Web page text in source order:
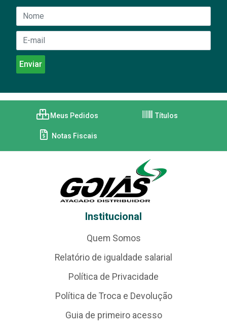
Meus Pedidos Títulos
Notas Fiscais
Institucional
Quem Somos
Relatório de igualdade salarial
Política de Privacidade
Política de Troca e Devolução
Guia de primeiro acesso